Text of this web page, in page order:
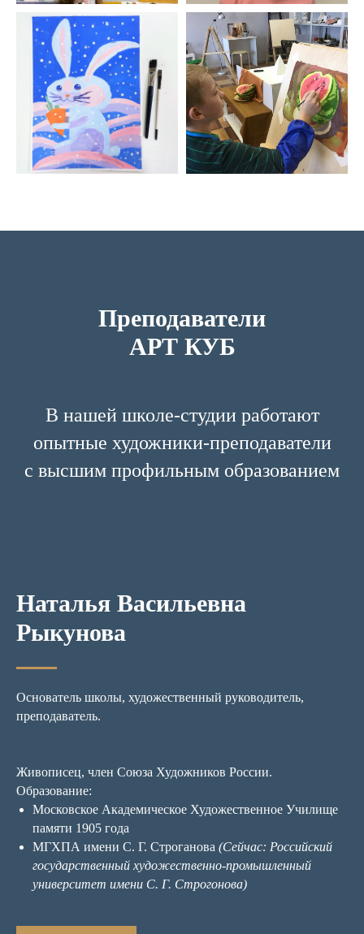
Преподаватели
АРТ КУБ
В нашей школе-студии работают
опытные художники-преподаватели
с высшим профильным образованием
Наталья Васильевна
Рыкунова
Основатель школы, художественный руководитель,
преподаватель.
Живописец, член Союза Художников России.
Образование:
Московское Академическое Художественное Училище
памяти 1905 года
МГХПА имени С. Г. Строганова (Сейчас: Российский
государственный художественно-промышленный
университет имени С. Г. Строгонова)